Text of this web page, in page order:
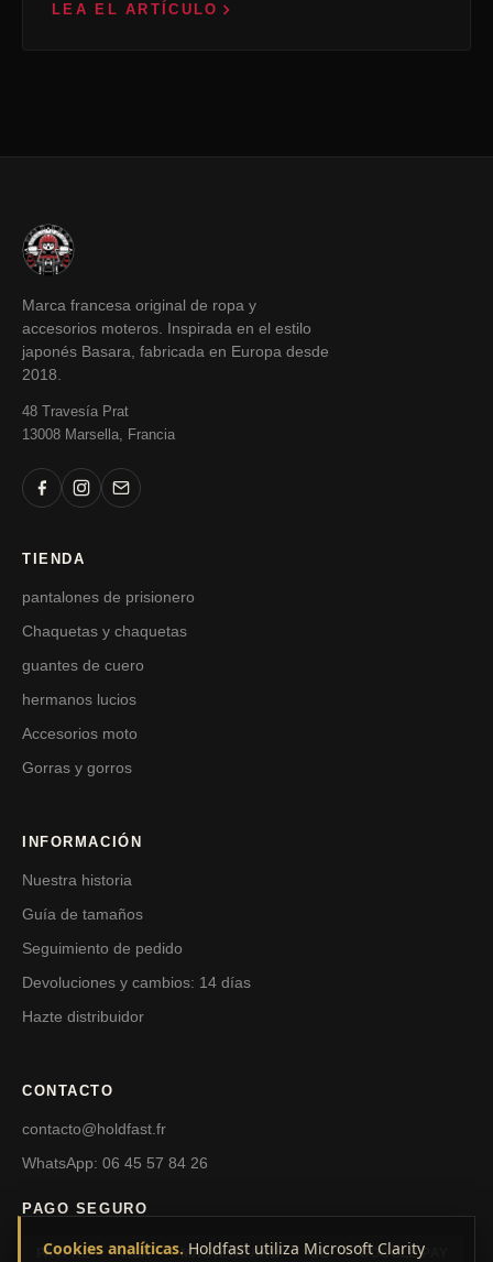
LEA EL ARTÍCULO
Marca francesa original de ropa y
accesorios moteros. Inspirada en el estilo
japonés Basara, fabricada en Europa desde
2018.
48 Travesía Prat
13008 Marsella, Francia
TIENDA
pantalones de prisionero
Chaquetas y chaquetas
guantes de cuero
hermanos lucios
Accesorios moto
Gorras y gorros
INFORMACIÓN
Nuestra historia
Guía de tamaños
Seguimiento de pedido
Devoluciones y cambios: 14 días
Hazte distribuidor
CONTACTO
contacto@holdfast.fr
WhatsApp: 06 45 57 84 26
PAGO SEGURO
PAYPAL VISA MASTERCARD CB GOOGLE PAY
Cookies analíticas. Holdfast utiliza Microsoft Clarity